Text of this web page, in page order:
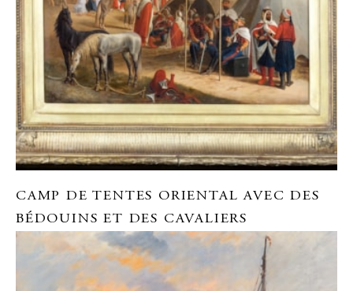
CAMP DE TENTES ORIENTAL AVEC DES
BÉDOUINS ET DES CAVALIERS